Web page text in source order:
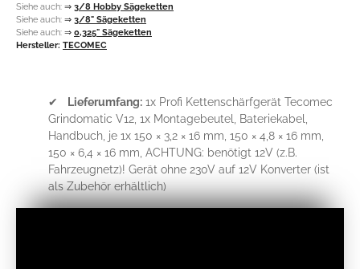
Siehe auch: ⇒ 3/8 Hobby Sägeketten
Siehe auch: ⇒ 3/8" Sägeketten
Siehe auch: ⇒ 0,325" Sägeketten
Hersteller: TECOMEC
✔ Lieferumfang: 1x Profi Kettenschärfgerät Tecomec
Grindomatic V12, 1x Montagebeutel, Bateriekabel,
Handbuch, je 1x 150 × 3,2 × 16 mm, 150 × 4,8 × 16 mm,
150 × 6,4 × 16 mm, ACHTUNG: benötigt 12V (z.B.
Fahrzeugnetz)! Gerät ohne 230V auf 12V Konverter (ist
als Zubehör erhältlich)